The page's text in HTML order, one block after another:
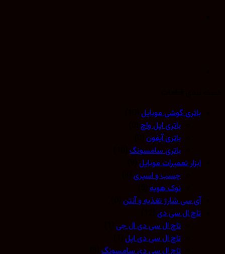
باتری گوشی موبایل(10)
باتری اپل واچ(0)
باتری آیفون(0)
باتری سامسونگ(10)
ابزار تعمیرات موبایل(9)
چسب و اسپری(3)
نوک هویه(5)
آی سی شارژ تغذیه و آنتن(0)
تاچ ال سی دی(12)
تاچ ال سی دی ال جی(1)
تاچ ال سی دی اپل(1)
تاچ ال سی دی سامسونگ(3)